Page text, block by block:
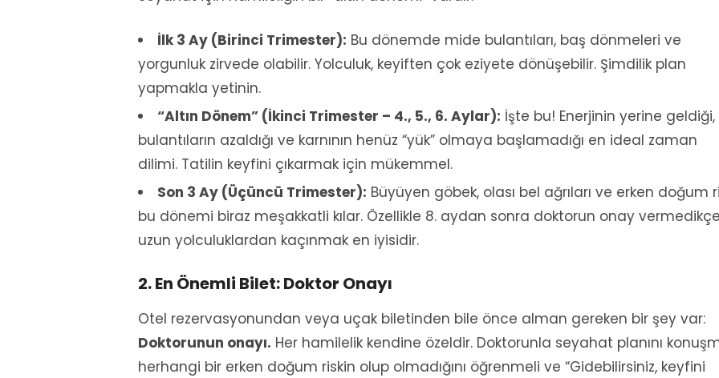
İlk 3 Ay (Birinci Trimester): Bu dönemde mide bulantıları, baş dönmeleri ve
yorgunluk zirvede olabilir. Yolculuk, keyiften çok eziyete dönüşebilir. Şimdilik plan
yapmakla yetinin.
“Altın Dönem” (İkinci Trimester – 4., 5., 6. Aylar): İşte bu! Enerjinin yerine geldiği,
bulantıların azaldığı ve karnının henüz “yük” olmaya başlamadığı en ideal zaman
dilimi. Tatilin keyfini çıkarmak için mükemmel.
Son 3 Ay (Üçüncü Trimester): Büyüyen göbek, olası bel ağrıları ve erken doğum
bu dönemi biraz meşakkatli kılar. Özellikle 8. aydan sonra doktorun onay
uzun yolculuklardan kaçınmak en iyisidir.
2. En Önemli Bilet: Doktor Onayı
Otel rezervasyonundan veya uçak biletinden bile önce alman gereken bir şey var:
Doktorunun onayı. Her hamilelik kendine özeldir. Doktorunla seyahat planını
herhangi bir erken doğum riskin olup olmadığını öğrenmeli ve “Gidebilirsiniz, keyfini